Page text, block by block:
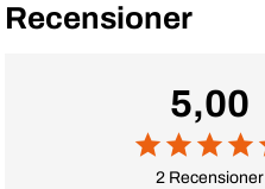
Recensioner
5,00
2 Recensioner